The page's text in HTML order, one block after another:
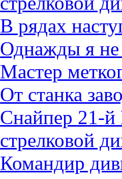
В рядах
Однажды я
Мастер
От станка
Снайпер 21-й
стрелковой
Командир